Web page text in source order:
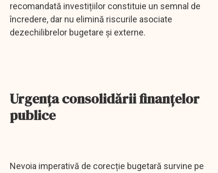
recomandată investițiilor constituie un semnal de
încredere, dar nu elimină riscurile asociate
dezechilibrelor bugetare și externe.
Urgența consolidării finanțelor
publice
Nevoia imperativă de corecție bugetară survine pe